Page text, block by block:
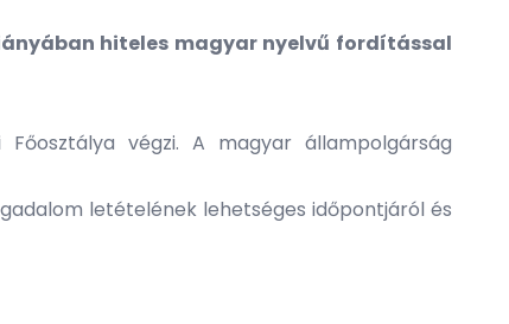
hiteles magyar nyelvű fordítással
végzi. A magyar állampolgárság
letételének lehetséges időpontjáról és